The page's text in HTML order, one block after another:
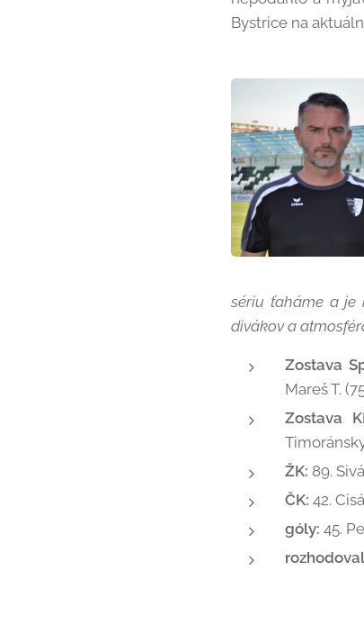
Bystrice na
sériu ťaháme a je
divákov a
Zostava
Mareš T.
Zostava
ŽK: 89.
ČK: 42.
góly: 45.